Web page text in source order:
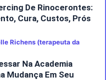
De Rinocerontes:
Cura, Custos, Prós
Richens (terapeuta da
Na Academia
Mudança Em Seu